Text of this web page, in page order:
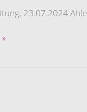
23.07.2024